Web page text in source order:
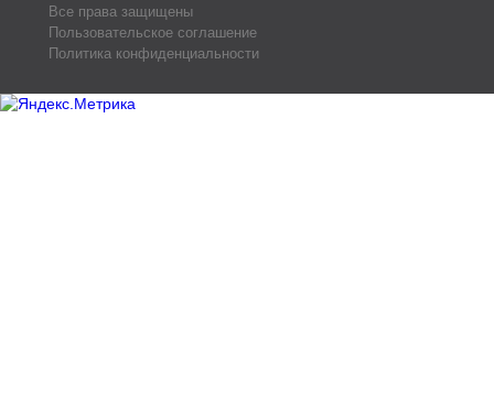
Все права защищены
Пользовательское соглашение
Политика конфиденциальности